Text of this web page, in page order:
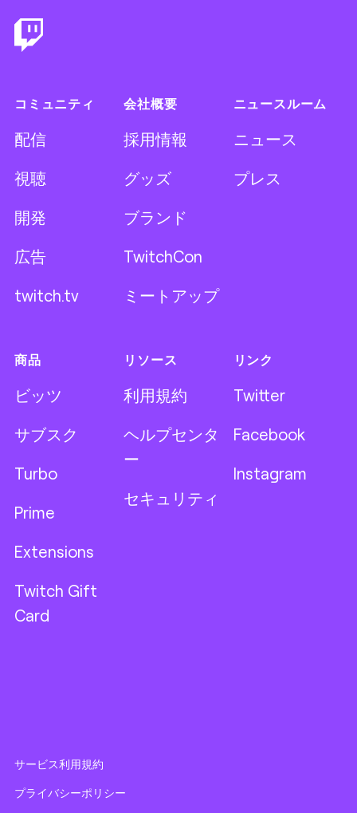
コミュニティ
配信
視聴
開発
広告
twitch.tv
会社概要
採用情報
グッズ
ブランド
TwitchCon
ミートアップ
ニュースルーム
ニュース
プレス
商品
ビッツ
サブスク
Turbo
Prime
Extensions
Twitch Gift
Card
リソース
利用規約
ヘルプセンタ
ー
セキュリティ
リンク
Twitter
Facebook
Instagram
サービス利用規約
プライバシーポリシー